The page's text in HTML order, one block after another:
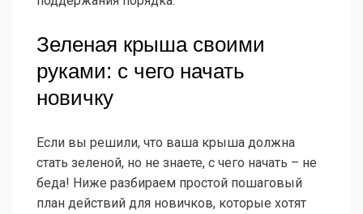
Зеленая крыша своими
руками: с чего начать
новичку
Если вы решили, что ваша крыша должна
стать зеленой, но не знаете, с чего начать – не
беда! Ниже разбираем простой пошаговый
план действий для новичков, которые хотят